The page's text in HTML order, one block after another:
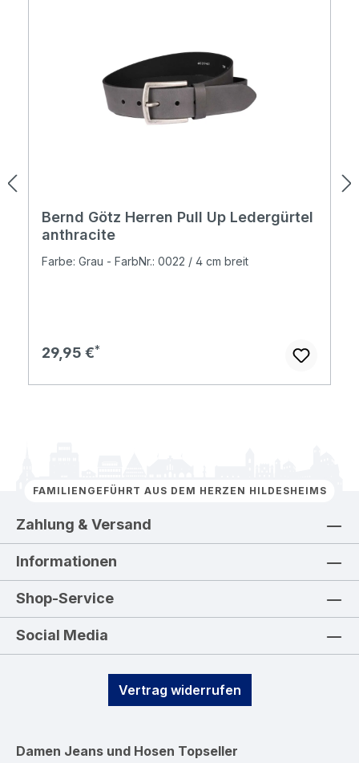
Bernd Götz Herren Pull Up Ledergürtel
anthracite
Farbe: Grau - FarbNr.: 0022 / 4 cm breit
Regulärer Preis:
29,95 €
FAMILIENGEFÜHRT AUS DEM HERZEN HILDESHEIMS
Zahlung & Versand
Informationen
Shop-Service
Social Media
Vertrag widerrufen
Damen Jeans und Hosen Topseller